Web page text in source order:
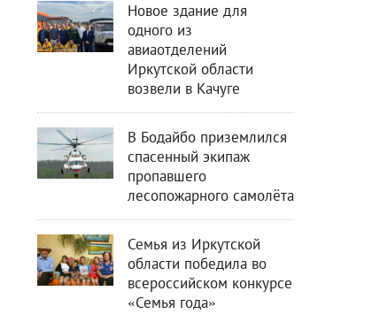
Новое здание для
одного из
авиаотделений
Иркутской области
возвели в Качуге
В Бодайбо приземлился
спасенный экипаж
пропавшего
лесопожарного самолёта
Семья из Иркутской
области победила во
всероссийском конкурсе
«Семья года»